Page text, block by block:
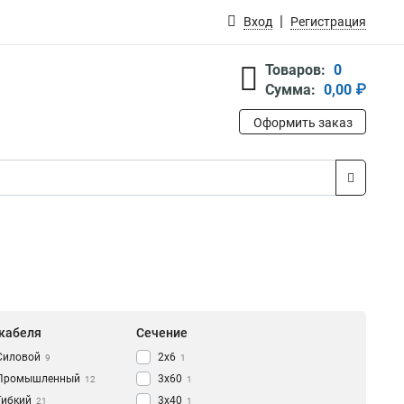
Вход Регистрация
Товаров: 0
Сумма: 0,00 ₽
Оформить заказ
9
12
21
Сечение
2х6 1
3х60 1
3х40 1